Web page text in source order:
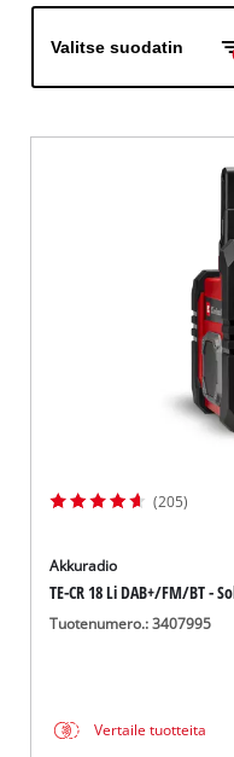
Valitse suodatin
(205)
Akkuradio
TE-CR 18 Li DAB+/FM/BT -
Tuotenumero.: 3407995
Vertaile tuotteita